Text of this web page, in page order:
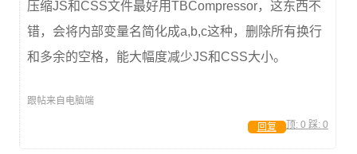
压缩JS和CSS文件最好用TBCompressor，这东西不
错，会将内部变量名简化成a,b,c这种，删除所有换行
和多余的空格，能大幅度减少JS和CSS大小。
跟帖来自电脑端
顶: 0 踩: 0
回复